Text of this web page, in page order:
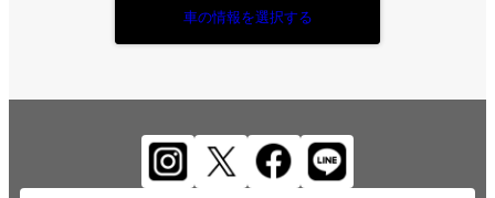
車の情報を選択する